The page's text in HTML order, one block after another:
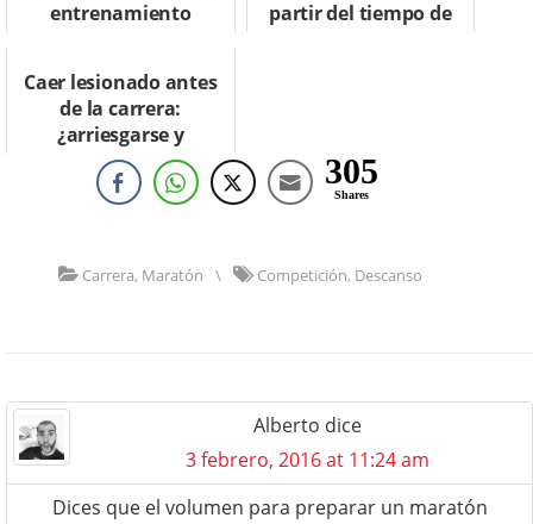
entrenamiento
partir del tiempo de
Caer lesionado antes
de la carrera:
¿arriesgarse y
competir?
305
Shares
Carrera, Maratón \ Competición, Descanso
Alberto dice
3 febrero, 2016 at 11:24 am
Dices que el volumen para preparar un maratón